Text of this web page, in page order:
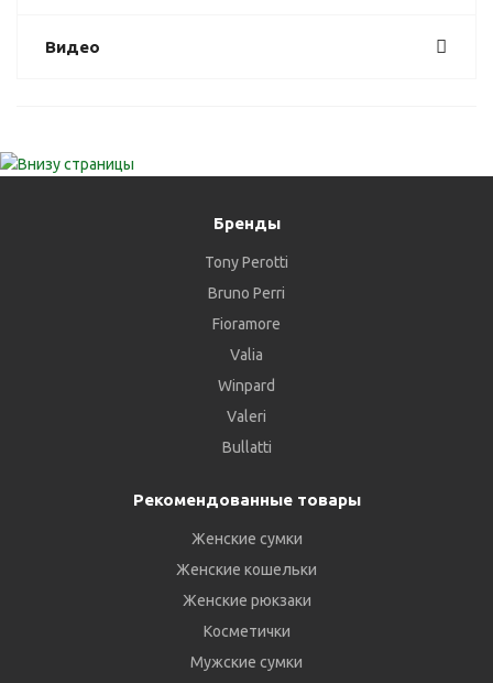
Видео
Бренды
Tony Perotti
Bruno Perri
Fioramore
Valia
Winpard
Valeri
Bullatti
Рекомендованные товары
Женские сумки
Женские кошельки
Женские рюкзаки
Косметички
Мужские сумки